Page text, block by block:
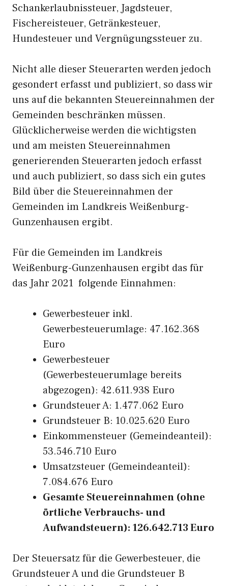
Schankerlaubnissteuer, Jagdsteuer,
Fischereisteuer, Getränkesteuer,
Hundesteuer und Vergnügungssteuer zu.
Nicht alle dieser Steuerarten werden jedoch
gesondert erfasst und publiziert, so dass wir
uns auf die bekannten Steuereinnahmen der
Gemeinden beschränken müssen.
Glücklicherweise werden die wichtigsten
und am meisten Steuereinnahmen
generierenden Steuerarten jedoch erfasst
und auch publiziert, so dass sich ein gutes
Bild über die Steuereinnahmen der
Gemeinden im Landkreis Weißenburg-
Gunzenhausen ergibt.
Für die Gemeinden im Landkreis
Weißenburg-Gunzenhausen ergibt das für
das Jahr 2021 folgende Einnahmen:
Gewerbesteuer inkl.
Gewerbesteuerumlage: 47.162.368
Euro
Gewerbesteuer
(Gewerbesteuerumlage bereits
abgezogen): 42.611.938 Euro
Grundsteuer A: 1.477.062 Euro
Grundsteuer B: 10.025.620 Euro
Einkommensteuer (Gemeindeanteil):
53.546.710 Euro
Umsatzsteuer (Gemeindeanteil):
7.084.676 Euro
Gesamte Steuereinnahmen (ohne
örtliche Verbrauchs- und
Aufwandsteuern): 126.642.713 Euro
Der Steuersatz für die Gewerbesteuer, die
Grundsteuer A und die Grundsteuer B